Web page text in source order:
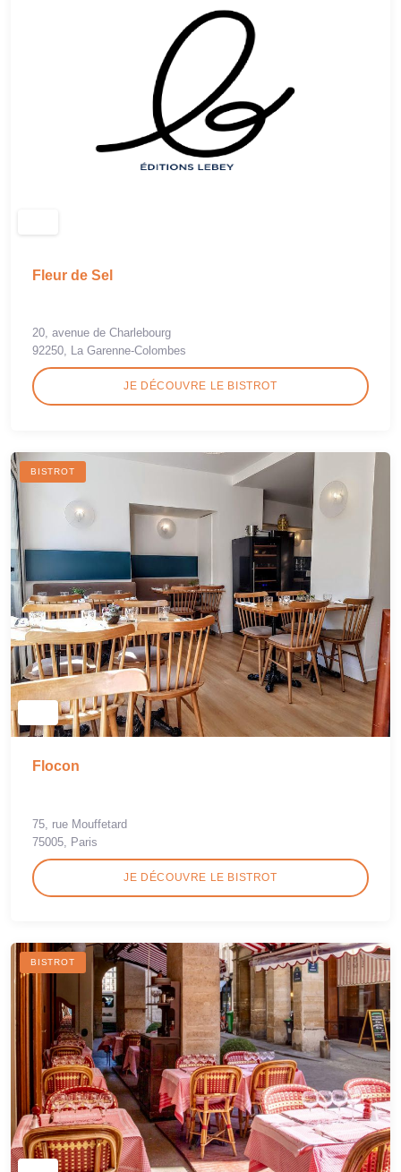
Fleur de Sel
20, avenue de Charlebourg
92250, La Garenne-Colombes
JE DÉCOUVRE LE BISTROT
BISTROT
Flocon
75, rue Mouffetard
75005, Paris
JE DÉCOUVRE LE BISTROT
BISTROT